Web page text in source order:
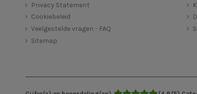
Privacy Statement
Cookiebeleid
Veelgestelde vragen - FAQ
Sitemap